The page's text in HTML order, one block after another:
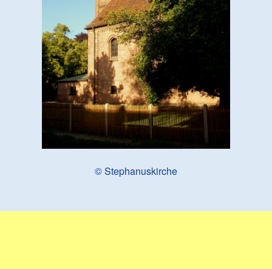
© Stephanuskirche